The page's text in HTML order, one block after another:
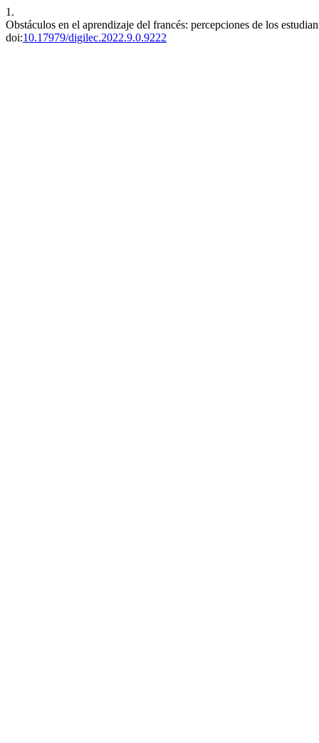
1.
Obstáculos en el aprendizaje del francés: percepciones de los
doi:10.17979/digilec.2022.9.0.9222